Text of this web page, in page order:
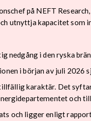
på NEFT
utnyttja kapacitet som
nedgång i den ryska
i början av juli 2026
karaktär. Det
och
och ligger enligt